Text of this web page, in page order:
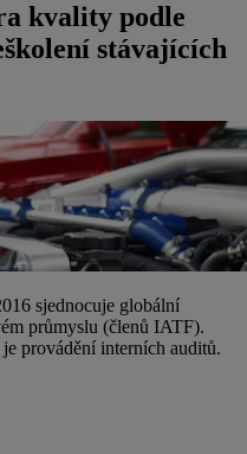
kvality podle
stávajících
sjednocuje globální
průmyslu (členů IATF).
provádění interních auditů.